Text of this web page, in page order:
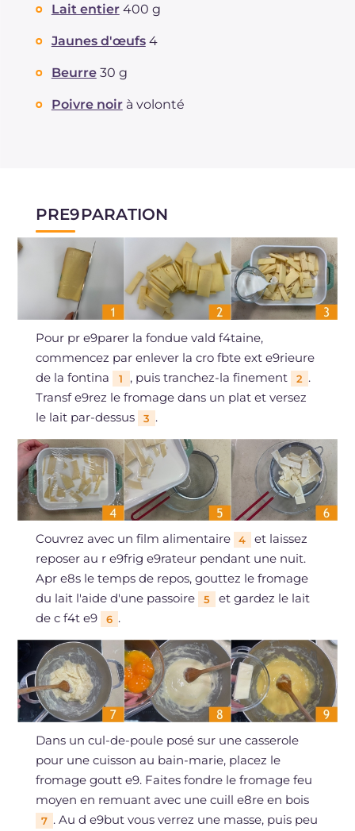
Lait entier 400 g
Jaunes d'œufs 4
Beurre 30 g
Poivre noir à volonté
PRE9PARATION
Pour pr e9parer la fondue vald f4taine,
commencez par enlever la cro fbte ext e9rieure
de la fontina
1 , puis tranchez-la finement 2 .
Transf e9rez le fromage dans un plat et versez
le lait par-dessus
3 .
Couvrez avec un film alimentaire 4
et laissez
reposer au r e9frig e9rateur pendant une nuit.
Apr e8s le temps de repos, gouttez le fromage
du lait l'aide d'une passoire
5
et gardez le lait
de c f4t e9
6 .
Dans un cul-de-poule posé sur une casserole
pour une cuisson au bain-marie, placez le
fromage goutt e9. Faites fondre le fromage feu
moyen en remuant avec une cuill e8re en bois
7 . Au d e9but vous verrez une masse, puis peu